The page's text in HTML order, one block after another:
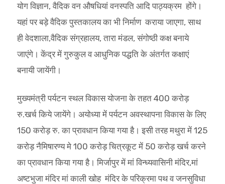
योग विज्ञान, वैदिक वन औषधियां वनस्पति आदि पाठ्यक्रम होंगे।
यहां पर बड़े वैदिक पुस्तकालय का भी निर्माण कराया जाएगा, साथ
ही वेदशाला,वैदिक संग्रहालय, तारा मंडल, संगोष्ठी कक्ष बनाये
जाएंगे। केंद्र में गुरुकुल व आधुनिक पद्धति के अंतर्गत कक्षाएं
बनायी जायेंगी।
मुख्यमंत्री पर्यटन स्थल विकास योजना के तहत 400 करोड़
रु.खर्च किये जायेंगे। अयोध्या में पर्यटन अवस्थापना विकास के लिए
150 करोड़ रु. का प्रावधान किया गया है। इसी तरह मथुरा में 125
करोड़ नैमिषारण्य मे 100 करोड़ चित्रकूट में 50 करोड़ खर्च करने
का प्रावधान किया गया है। मिर्जापुर में मां विन्ध्यवासिनी मंदिर,मां
अष्टभुजा मंदिर मां काली खोह मंदिर के परिक्रमा पथ व जनसुविधा